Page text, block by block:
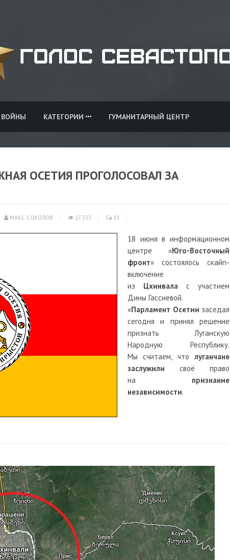
КАТЕГОРИИ ГУМАНИТАРНЫЙ ЦЕНТР
ОСЕТИЯ ПРОГОЛОСОВАЛ ЗА
МАКС СОКОЛОВ 17 333 13
18 июня в информационном
центре «Юго-Восточный
фронт» состоялось скайп-
включение
из Цхинвала с участием
Дины Гассиевой.
«Парламент Осетии заседал
сегодня и принял решение
признать Луганскую
Народную Республику.
Мы считаем, что луганчане
заслужили своё право
на признание
независимости.